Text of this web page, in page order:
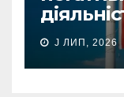
J ЛИП, 2026